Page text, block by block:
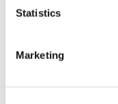
Statistics
Marketing